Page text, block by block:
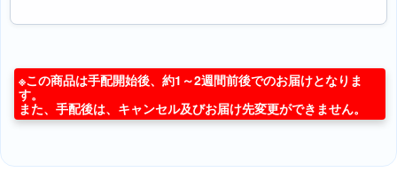
※この商品は手配開始後、約1～2週間前後でのお届けとなりま
す。
また、手配後は、キャンセル及びお届け先変更ができません。